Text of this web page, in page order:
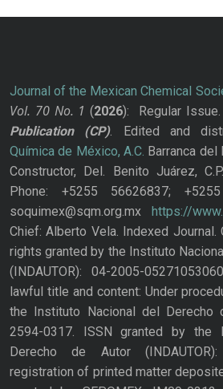
Journal of the Mexican Chemical
Vol. 70 No. 1 (2026): Regular Issue.
Publication
(CP). Edited and
Química de México, A.C. Barranca del
Constructor, Del. Benito Juárez,
Phone: +5255 56626837;
soquimex@sqm.org.mx https://
Chief: Alberto Vela. Indexed
rights granted by the Instituto
(INDAUTOR): 04-2005-
lawful title and content: Under
the Instituto Nacional del Derecho
2594-0317. ISSN granted by the
Derecho de Autor
registration of printed matter